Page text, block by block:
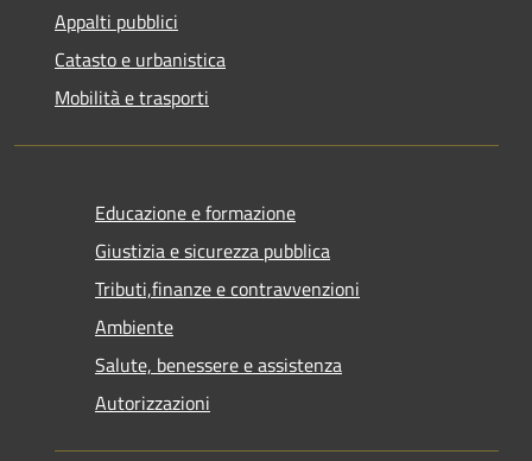
Appalti pubblici
Catasto e urbanistica
Mobilità e trasporti
Educazione e formazione
Giustizia e sicurezza pubblica
Tributi,finanze e contravvenzioni
Ambiente
Salute, benessere e assistenza
Autorizzazioni